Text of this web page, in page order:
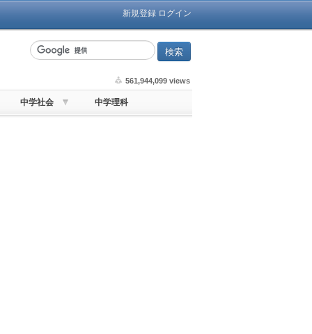
新規登録 ログイン
561,944,099 views
中学社会 中学理科